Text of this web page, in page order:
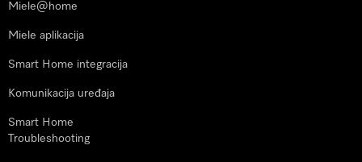
Miele@home
Miele aplikacija
Smart Home integracija
Komunikacija uređaja
Smart Home
Troubleshooting